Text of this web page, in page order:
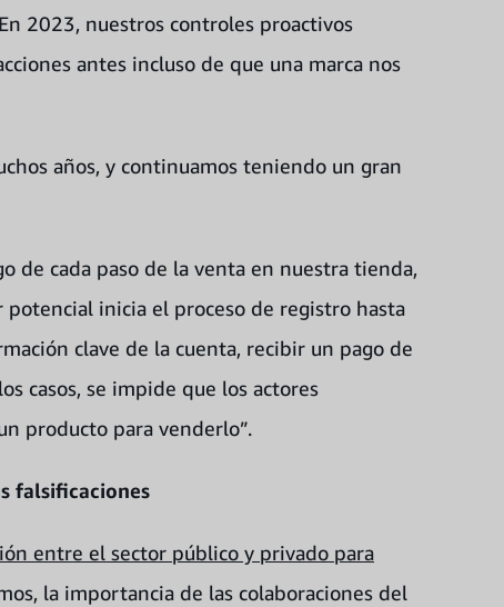
2023, nuestros controles proactivos
antes incluso de que una marca nos
años, y continuamos teniendo un gran
de cada paso de la venta en nuestra tienda,
inicia el proceso de registro hasta
clave de la cuenta, recibir un pago de
casos, se impide que los actores
producto para venderlo”.
falsificaciones
entre el sector público y privado para
la importancia de las colaboraciones del